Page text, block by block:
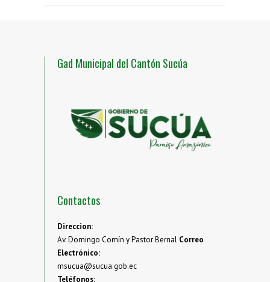
Gad Municipal del Cantón Sucúa
Contactos
Direccion:
Av. Domingo Comín y Pastor Bernal Correo
Electrónico:
msucua@sucua.gob.ec
Teléfonos: